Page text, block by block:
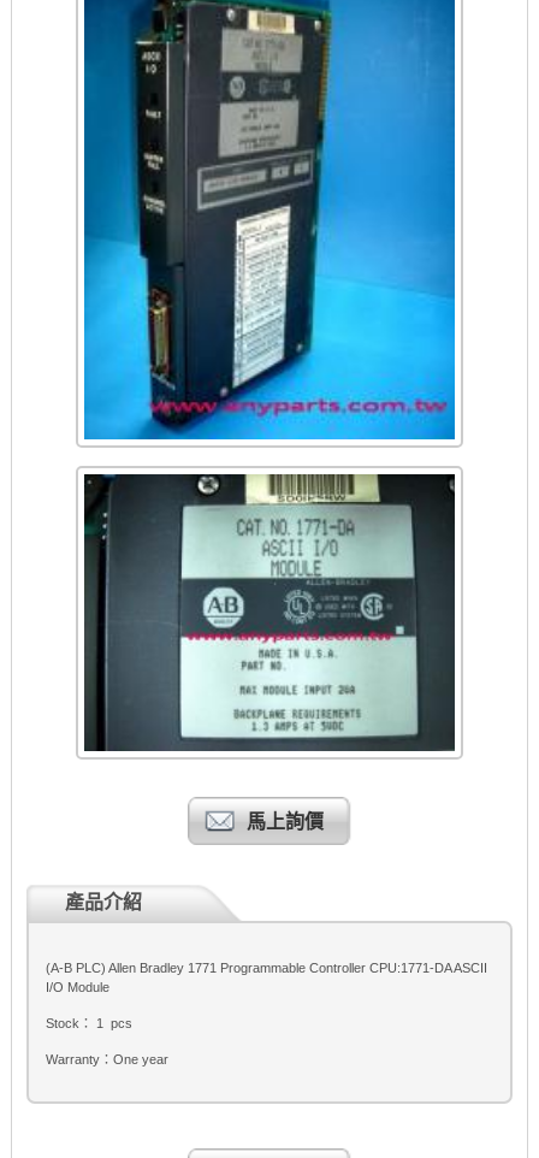
馬上詢價
產品介紹
(A-B PLC) Allen Bradley 1771 Programmable Controller CPU:1771-DA ASCII
I/O Module
Stock： 1 pcs
Warranty：One year